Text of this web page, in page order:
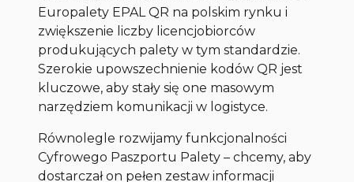
Europalety EPAL QR na polskim rynku i
zwiększenie liczby licencjobiorców
produkujących palety w tym standardzie.
Szerokie upowszechnienie kodów QR jest
kluczowe, aby stały się one masowym
narzędziem komunikacji w logistyce.
Równolegle rozwijamy funkcjonalności
Cyfrowego Paszportu Palety – chcemy, aby
dostarczał on pełen zestaw informacji